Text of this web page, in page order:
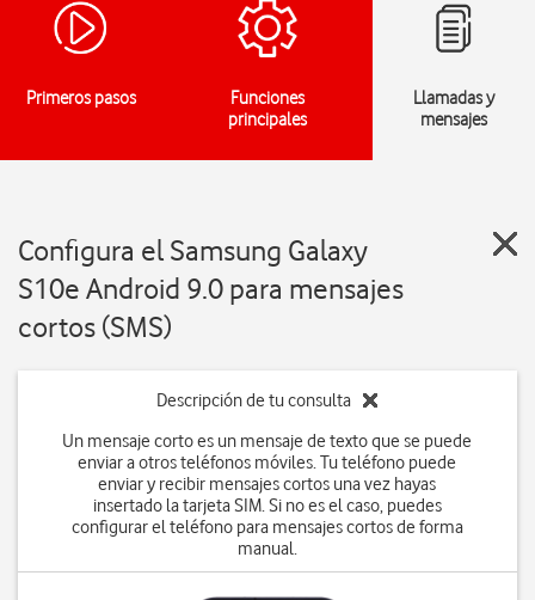
Primeros pasos
Funciones
principales
Llamadas y
mensajes
Configura el Samsung Galaxy
S10e Android 9.0 para mensajes
cortos (SMS)
Descripción de tu consulta
Un mensaje corto es un mensaje de texto que se puede
enviar a otros teléfonos móviles. Tu teléfono puede
enviar y recibir mensajes cortos una vez hayas
insertado la tarjeta SIM. Si no es el caso, puedes
configurar el teléfono para mensajes cortos de forma
manual.